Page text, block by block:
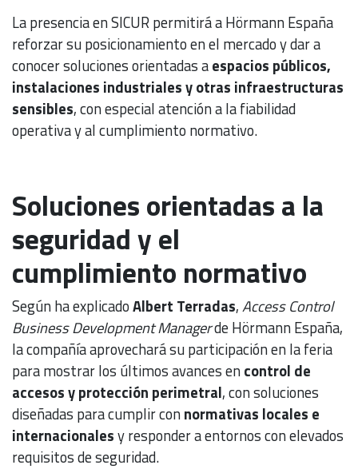
La presencia en SICUR permitirá a Hörmann España
reforzar su posicionamiento en el mercado y dar a
conocer soluciones orientadas aespacios públicos,
instalaciones industriales y otras infraestructuras
sensibles, con especial atención a la fiabilidad
operativa y al cumplimiento normativo.
Soluciones orientadas a la
seguridad y el
cumplimiento normativo
Según ha explicadoAlbert Terradas,Access Control
Business Development Managerde Hörmann España,
la compañía aprovechará su participación en la feria
para mostrar los últimos avances encontrol de
accesos y protección perimetral, con soluciones
diseñadas para cumplir connormativas locales e
internacionalesy responder a entornos con elevados
requisitos de seguridad.